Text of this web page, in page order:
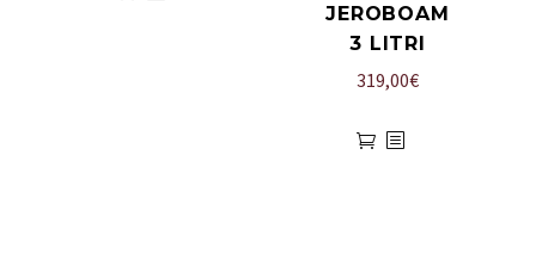
JEROBOAM
3 LITRI
319,00€